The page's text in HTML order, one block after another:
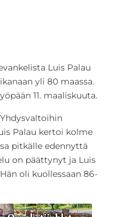
Luis Palau
yli 80 maassa.
11. maaliskuuta.
Palau kertoi kolme
pitkälle edennyttä
on päättynyt ja Luis
oli kuollessaan 86-